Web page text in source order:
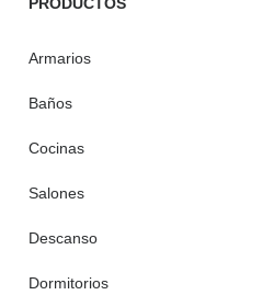
Armarios
Baños
Cocinas
Salones
Descanso
Dormitorios